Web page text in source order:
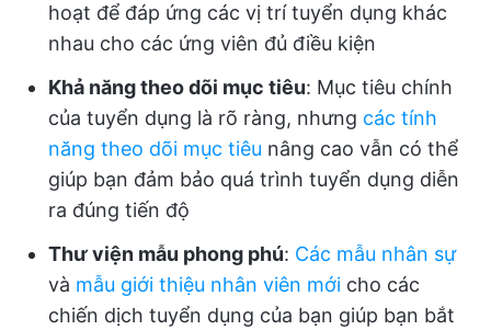
hoạt để đáp ứng các vị trí tuyển dụng khác
nhau cho các ứng viên đủ điều kiện
Khả năng theo dõi mục tiêu: Mục tiêu chính
của tuyển dụng là rõ ràng, nhưng các tính
năng theo dõi mục tiêu nâng cao vẫn có thể
giúp bạn đảm bảo quá trình tuyển dụng diễn
ra đúng tiến độ
Thư viện mẫu phong phú: Các mẫu nhân sự
và mẫu giới thiệu nhân viên mới cho các
chiến dịch tuyển dụng của bạn giúp bạn bắt